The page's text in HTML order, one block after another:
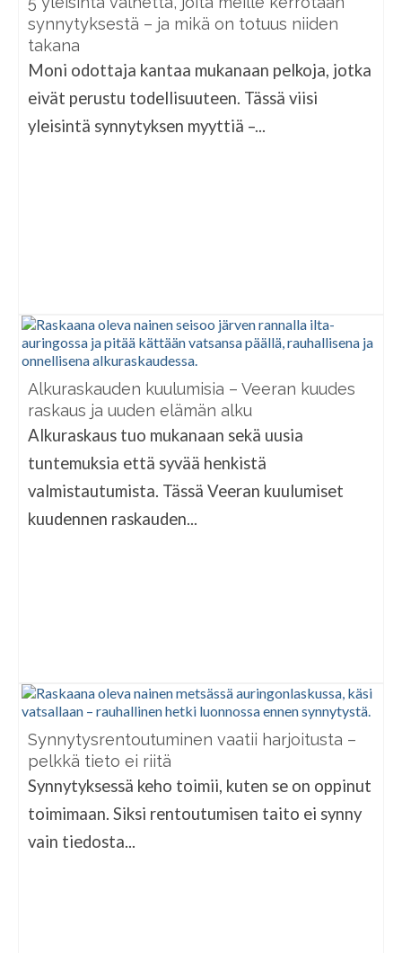
synnytyksestä – ja mikä on totuus niiden
takana
Moni odottaja kantaa mukanaan pelkoja, jotka
eivät perustu todellisuuteen. Tässä viisi
yleisintä synnytyksen myyttiä –...
Alkuraskauden kuulumisia – Veeran kuudes
raskaus ja uuden elämän alku
Alkuraskaus tuo mukanaan sekä uusia
tuntemuksia että syvää henkistä
valmistautumista. Tässä Veeran kuulumiset
kuudennen raskauden...
Synnytysrentoutuminen vaatii harjoitusta –
pelkkä tieto ei riitä
Synnytyksessä keho toimii, kuten se on oppinut
toimimaan. Siksi rentoutumisen taito ei synny
vain tiedosta...